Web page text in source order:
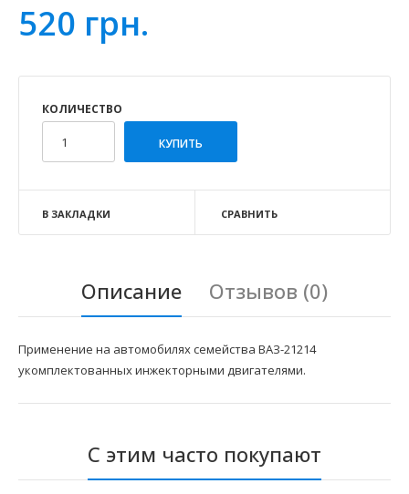
520 грн.
КОЛИЧЕСТВО
В ЗАКЛАДКИ СРАВНИТЬ
Описание Отзывов (0)
Применение на автомобилях семейства ВАЗ-21214
укомплектованных инжекторными двигателями.
С этим часто покупают